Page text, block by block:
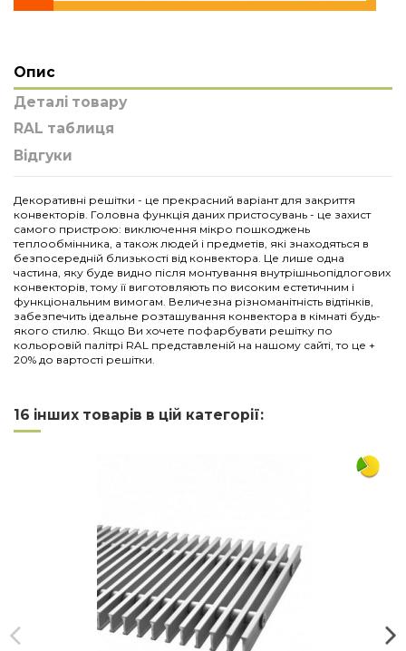
Опис
Деталі товару
RAL таблиця
Відгуки
Декоративні решітки - це прекрасний варіант для закриття
конвекторів. Головна функція даних пристосувань - це захист
самого пристрою: виключення мікро пошкоджень
теплообмінника, а також людей і предметів, які знаходяться в
безпосередній близькості від конвектора. Це лише одна
частина, яку буде видно після монтування внутрішньопідлогових
конвекторів, тому її виготовляють по високим естетичним і
функціональним вимогам. Величезна різноманітність відтінків,
забезпечить ідеальне розташування конвектора в кімнаті будь-
якого стилю. Якщо Ви хочете пофарбувати решітку по
кольоровій палітрі RAL представленій на нашому сайті, то це +
20% до вартості решітки.
Ширина
300
16 інших товарів в цій категорії: